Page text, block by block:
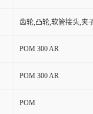
齿轮,凸轮,软管接头,夹
POM 300 AR
POM 300 AR
POM